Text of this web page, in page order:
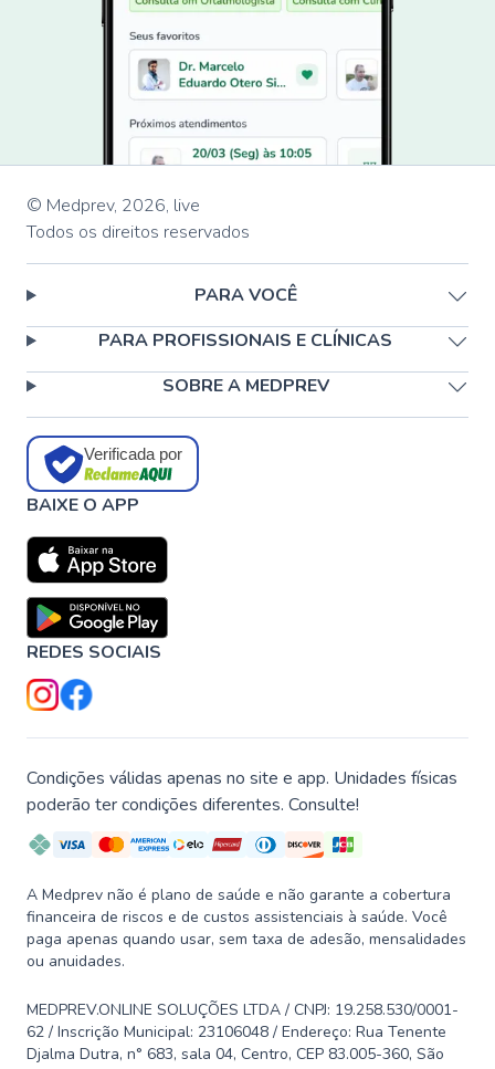
© Medprev, 2026, live
Todos os direitos reservados
PARA VOCÊ
PARA PROFISSIONAIS E CLÍNICAS
SOBRE A MEDPREV
Verificada por
BAIXE O APP
REDES SOCIAIS
Condições válidas apenas no site e app. Unidades físicas
poderão ter condições diferentes. Consulte!
A Medprev não é plano de saúde e não garante a cobertura
financeira de riscos e de custos assistenciais à saúde. Você
paga apenas quando usar, sem taxa de adesão, mensalidades
ou anuidades.
MEDPREV.ONLINE SOLUÇÕES LTDA / CNPJ: 19.258.530/0001-
62 / Inscrição Municipal: 23106048 / Endereço: Rua Tenente
Djalma Dutra, n° 683, sala 04, Centro, CEP 83.005-360, São